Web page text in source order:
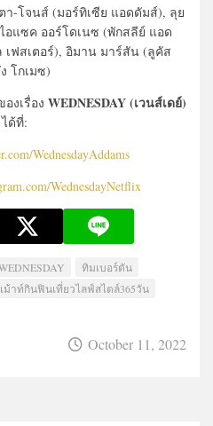
-โจนส์ (มอร์ทิเซีย แอดดัมส์), ลุย
แซค ออร์โดเนซ (พักสลีย์ แอด
เฟสเตอร์), อิมาน มาร์สัน (ลูคัส
โกเมซ)
งเรื่อง WEDNESDAY (เวนส์เดย์)
ได้ที่:
WednesdayAddams
WednesdayNetflix
ทิมเบอร์ตัน
เม้าท์กินฟินเที่ยวไลฟ์สไตล์365วัน
October 11, 2022